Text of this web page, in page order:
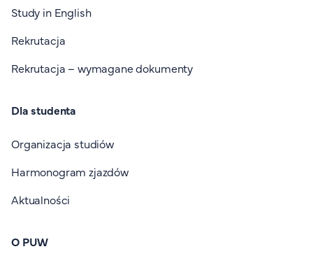
Study in English
Rekrutacja
Rekrutacja – wymagane dokumenty
Dla studenta
Organizacja studiów
Harmonogram zjazdów
Aktualności
O PUW